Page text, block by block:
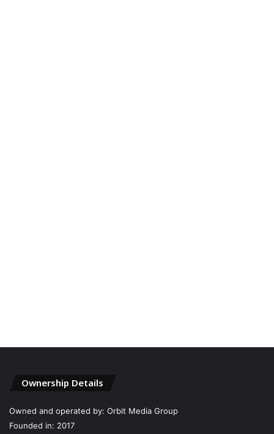
Ownership Details
Owned and operated by: Orbit Media Group
Founded in: 2017